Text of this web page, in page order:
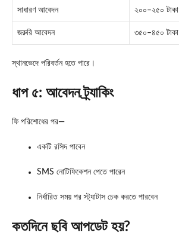
সাধারণ আবেদন ২০০–২৫০ টাকা
জরুরি আবেদন ৩৫০–৪৫০ টাকা
স্থানভেদে পরিবর্তন হতে পারে।
ধাপ ৫: আবেদন ট্র্যাকিং
ফি পরিশোধের পর—
একটি রসিদ পাবেন
SMS নোটিফিকেশন পেতে পারেন
নির্ধারিত সময় পর স্ট্যাটাস চেক করতে পারবেন
কতদিনে ছবি আপডেট হয়?